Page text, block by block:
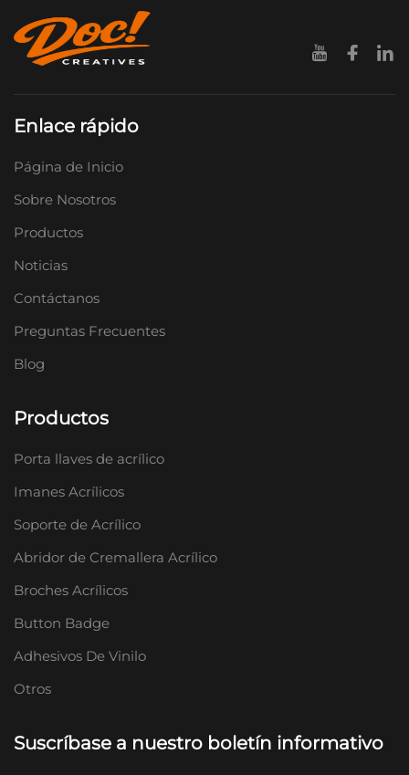
Enlace rápido
Página de Inicio
Sobre Nosotros
Productos
Noticias
Contáctanos
Preguntas Frecuentes
Blog
Productos
Porta llaves de acrílico
Imanes Acrílicos
Soporte de Acrílico
Abridor de Cremallera Acrílico
Broches Acrílicos
Button Badge
Adhesivos De Vinilo
Otros
Suscríbase a nuestro boletín informativo